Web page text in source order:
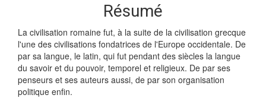
Résumé
La civilisation romaine fut, à la suite de la civilisation grecque
l'une des civilisations fondatrices de l'Europe occidentale. De
par sa langue, le latin, qui fut pendant des siècles la langue
du savoir et du pouvoir, temporel et religieux. De par ses
penseurs et ses auteurs aussi, de par son organisation
politique enfin.